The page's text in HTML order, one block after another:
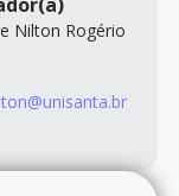
Nilton Rogério